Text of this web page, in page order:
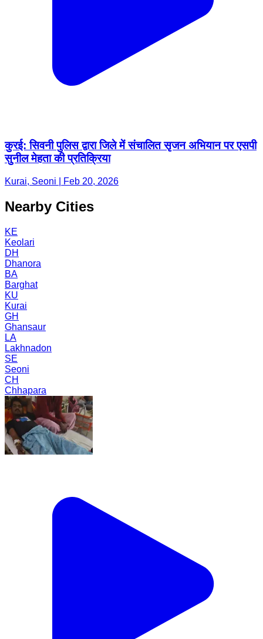
कुरई: सिवनी पुलिस द्वारा जिले में संचालित सृजन अभियान पर एसपी
सुनील मेहता की प्रतिक्रिया
Kurai, Seoni | Feb 20, 2026
Nearby Cities
KE
Keolari
DH
Dhanora
BA
Barghat
KU
Kurai
GH
Ghansaur
LA
Lakhnadon
SE
Seoni
CH
Chhapara